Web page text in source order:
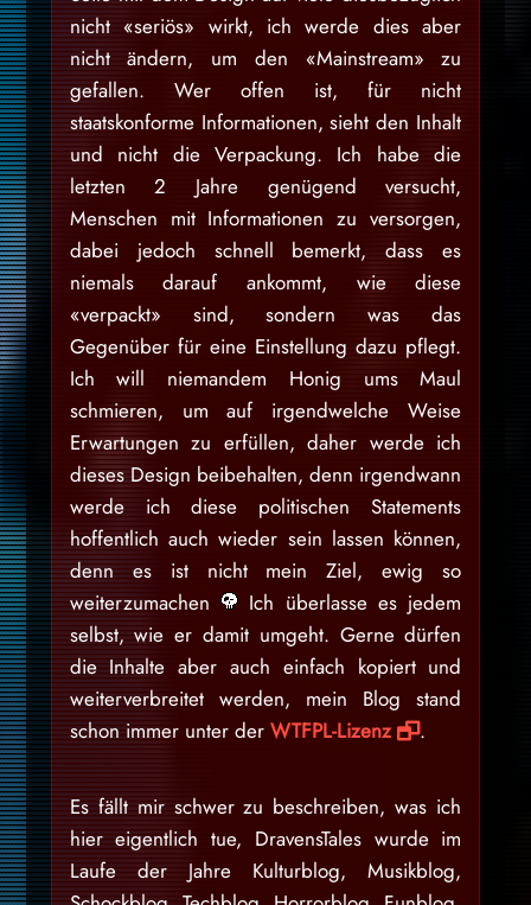
nicht «seriös» wirkt, ich werde dies aber
nicht ändern, um den «Mainstream» zu
gefallen. Wer offen ist, für nicht
staatskonforme Informationen, sieht den Inhalt
und nicht die Verpackung. Ich habe die
letzten 2 Jahre genügend versucht,
Menschen mit Informationen zu versorgen,
dabei jedoch schnell bemerkt, dass es
niemals darauf ankommt, wie diese
«verpackt» sind, sondern was das
Gegenüber für eine Einstellung dazu pflegt.
Ich will niemandem Honig ums Maul
schmieren, um auf irgendwelche Weise
Erwartungen zu erfüllen, daher werde ich
dieses Design beibehalten, denn irgendwann
werde ich diese politischen Statements
hoffentlich auch wieder sein lassen können,
denn es ist nicht mein Ziel, ewig so
weiterzumachen
Ich überlasse es jedem
selbst, wie er damit umgeht. Gerne dürfen
die Inhalte aber auch einfach kopiert und
weiterverbreitet werden, mein Blog stand
schon immer unter der WTFPL-Lizenz .
Es fällt mir schwer zu beschreiben, was ich
hier eigentlich tue, DravensTales wurde im
Laufe der Jahre Kulturblog, Musikblog,